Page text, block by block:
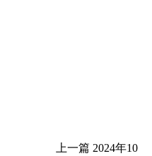
上一篇 2024年10